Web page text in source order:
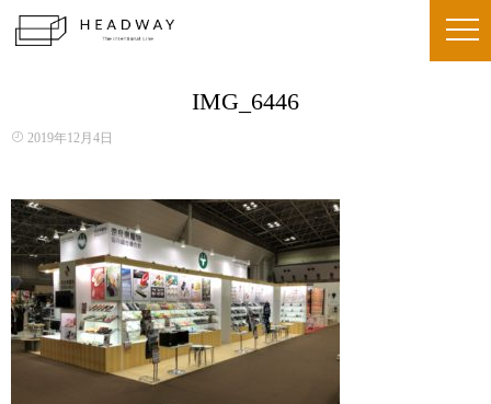
IMG_6446
2019年12月4日